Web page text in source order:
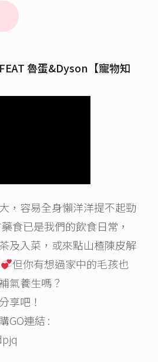
魯蛋&Dyson【寵物知
，容易全身懶洋洋提不起勁
食已是我們的飲食日常，
及入菜，或來點山楂陳皮解
但你有想過家中的毛孩也
氣養生嗎？
享吧！
GO連結 :